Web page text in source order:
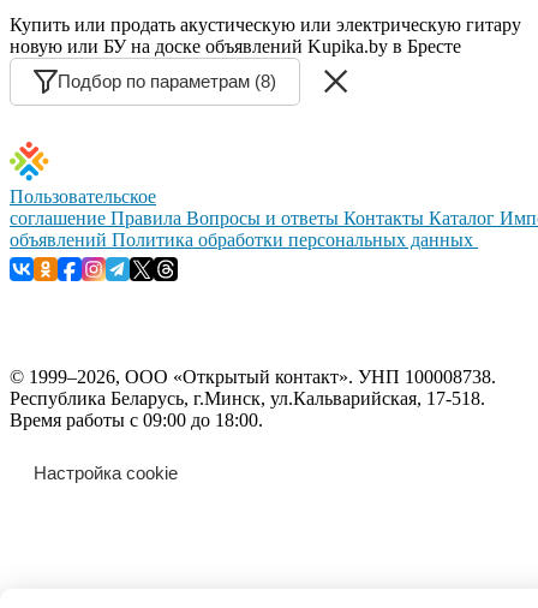
Купить или продать акустическую или электрическую гитару
новую или БУ на доске объявлений Kupika.by в Бресте
Подбор по параметрам (8)
Пользовательское
соглашение Правила Вопросы и ответы Контакты Каталог
объявлений Политика обработки персональных данных
© 1999–2026, ООО «Открытый контакт». УНП 100008738.
Республика Беларусь, г.Минск, ул.Кальварийская, 17-518.
Время работы с 09:00 до 18:00.
Настройка cookie